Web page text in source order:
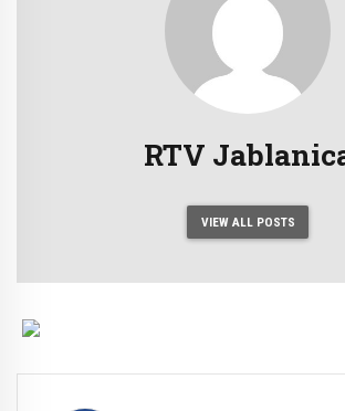
RTV
VIEW ALL POSTS